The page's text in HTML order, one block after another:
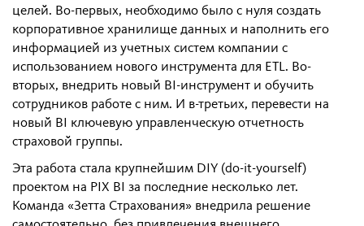
целей. Во-первых, необходимо было с нуля создать
корпоративное хранилище данных и наполнить его
информацией из учетных систем компании с
использованием нового инструмента для ETL. Во-
вторых, внедрить новый BI-инструмент и обучить
сотрудников работе с ним. И в-третьих, перевести на
новый BI ключевую управленческую отчетность
страховой группы.
Эта работа стала крупнейшим DIY (do-it-yourself)
проектом на PIX BI за последние несколько лет.
Команда «Зетта Страхования» внедрила решение